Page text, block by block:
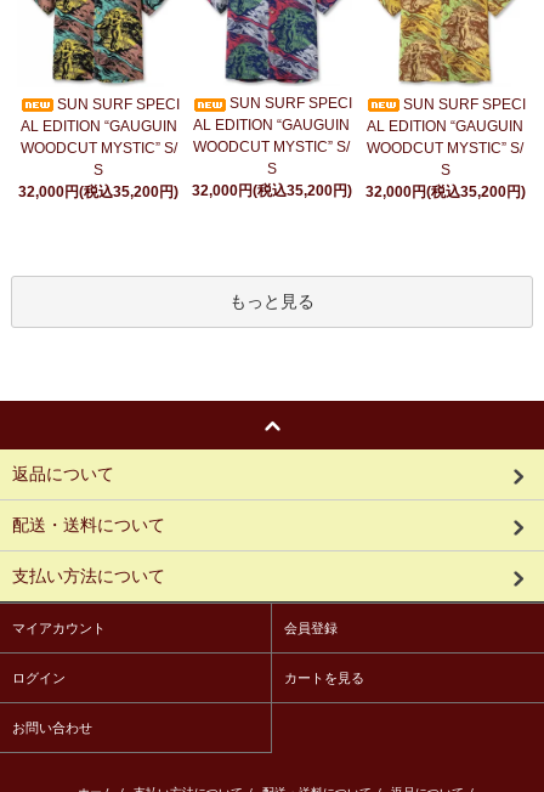
SUN SURF SPECI
AL EDITION “GAUGUIN
WOODCUT MYSTIC” S/
S
32,000円(税込35,200円)
SUN SURF SPECI
AL EDITION “GAUGUIN
WOODCUT MYSTIC” S/
S
32,000円(税込35,200円)
SUN SURF SPECI
AL EDITION “GAUGUIN
WOODCUT MYSTIC” S/
S
32,000円(税込35,200円)
もっと見る
返品について
配送・送料について
支払い方法について
マイアカウント 会員登録
ログイン カートを見る
お問い合わせ